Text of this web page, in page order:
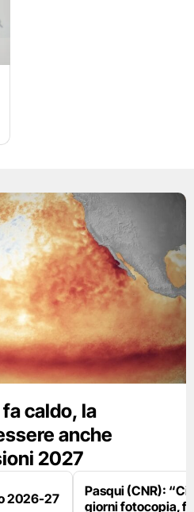
caldo, la
anche
2027
2026-27
Pasqui (CNR):
giorni fotocopia,